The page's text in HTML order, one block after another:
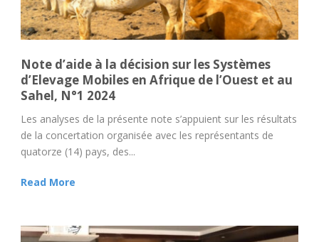
Note d’aide à la décision sur les Systèmes
d’Elevage Mobiles en Afrique de l’Ouest et au
Sahel, N°1 2024
Les analyses de la présente note s’appuient sur les résultats
de la concertation organisée avec les représentants de
quatorze (14) pays, des...
Read More